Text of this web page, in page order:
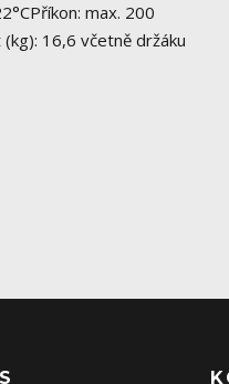
max. 200
16,6 včetně držáku